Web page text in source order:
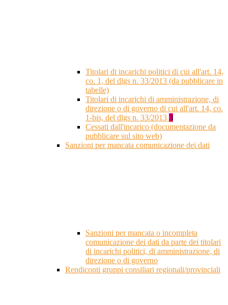
Titolari di incarichi politici di cui all'art. 14,
co. 1, del dlgs n. 33/2013 (da pubblicare in
tabelle)
Titolari di incarichi di amministrazione, di
direzione o di governo di cui all'art. 14, co.
1-bis, del dlgs n. 33/2013 3
Cessati dall'incarico (documentazione da
pubblicare sul sito web)
Sanzioni per mancata comunicazione dei dati
Sanzioni per mancata o incompleta
comunicazione dei dati da parte dei titolari
di incarichi politici, di amministrazione, di
direzione o di governo
Rendiconti gruppi consiliari regionali/provinciali